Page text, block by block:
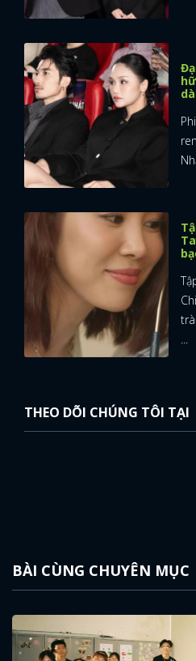
...
THEO DÕI CHÚNG TÔI TẠI
BÀI CÙNG CHUYÊN MỤC